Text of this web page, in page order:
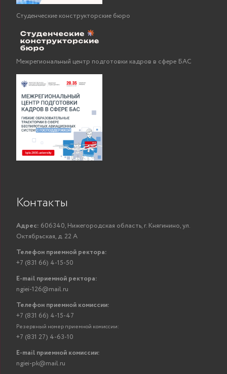
Студенческие конструкторские бюро
Межрегиональный центр подготовки кадров в сфере БАС
Контакты
Адрес: 606340, Нижегородская область, г. Княгинино, ул.
Октябрьская, д. 22 А
Телефон приемной ректора:
+7 (831 66) 4-15-50
E-mail приемной ректора:
ngiei-126@mail.ru
Телефон приемной комиссии:
+7 (831 66) 4-15-47
Резервный номер приемной комиссии:
+7 (831 27) 4-63-10
E-mail приемной комиссии:
ngiei-pk@mail.ru